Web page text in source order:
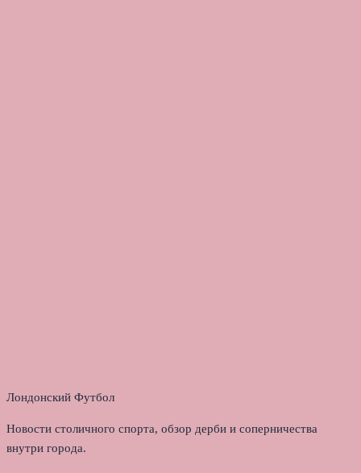
Лондонский Футбол
Новости столичного спорта, обзор дерби и соперничества
внутри города.